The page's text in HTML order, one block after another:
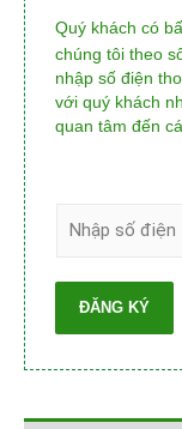
Quý khách có
chúng tôi theo
nhập số điện
với quý khách
quan tâm đến
ĐĂNG KÝ